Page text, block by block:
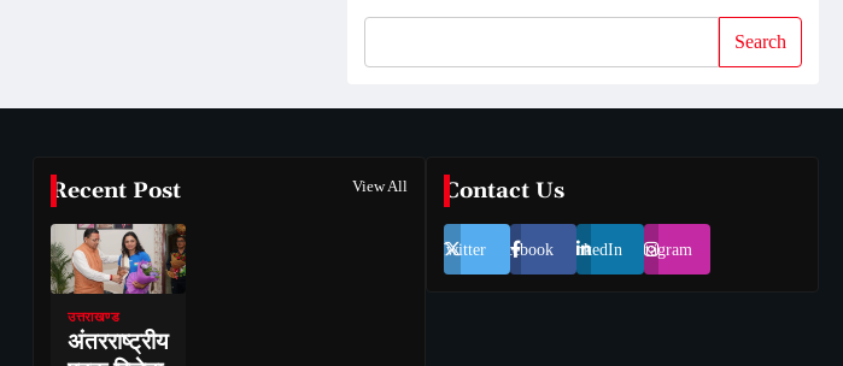
Search
Recent Post View All
उत्तराखण्ड
अंतरराष्ट्रीय
Contact Us
Twitter Facebook LinkedIn Instagram